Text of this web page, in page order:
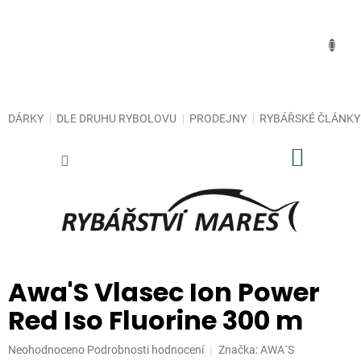
DÁRKY DLE DRUHU RYBOLOVU PRODEJNY RYBÁŘSKÉ ČLÁNKY
Awa'S Vlasec Ion Power
Red Iso Fluorine 300 m
Průměrné
Neohodnoceno Podrobnosti hodnocení Značka:AWA´S